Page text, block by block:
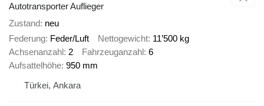
Autotransporter Auflieger
Zustand neu
Federung Feder/Luft Nettogewicht 11’500 kg
Achsenanzahl 2 Fahrzeuganzahl 6
Aufsattelhöhe 950 mm
Türkei, Ankara